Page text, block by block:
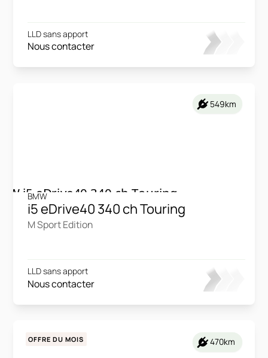
LLD sans apport
Nous contacter
BMW
i5 eDrive40 340 ch Touring
M Sport Edition
LLD sans apport
Nous contacter
549km
OFFRE DU MOIS 470km